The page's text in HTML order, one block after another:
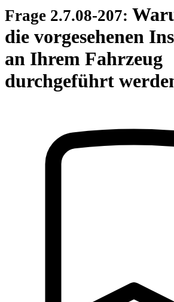
Frage 2.7.08-207:
die vorgesehenen
an Ihrem Fahrzeug
durchgeführt